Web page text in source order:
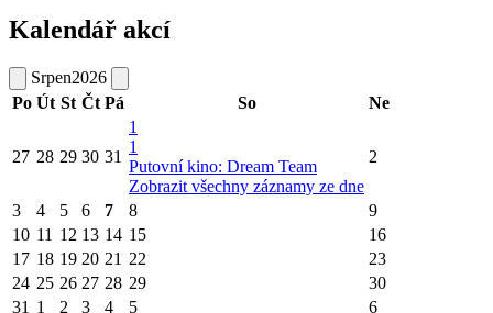
Kalendář akcí
Srpen2026
Po Út St Čt Pá So Ne
27 28 29 30 31
1
1
Putovní kino: Dream Team
Zobrazit všechny záznamy ze dne
2
3 4 5 6 7 8
9
10 11 12 13 14 15
16
17 18 19 20 21 22
23
24 25 26 27 28 29
30
31 1 2 3 4 5 6